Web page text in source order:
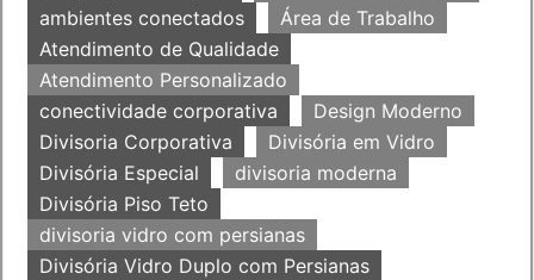
ambientes conectados
Área de Trabalho
Atendimento de Qualidade
Atendimento Personalizado
conectividade corporativa
Design Moderno
Divisoria Corporativa
Divisória em Vidro
Divisória Especial
divisoria moderna
Divisória Piso Teto
divisoria vidro com persianas
Divisória Vidro Duplo com Persianas